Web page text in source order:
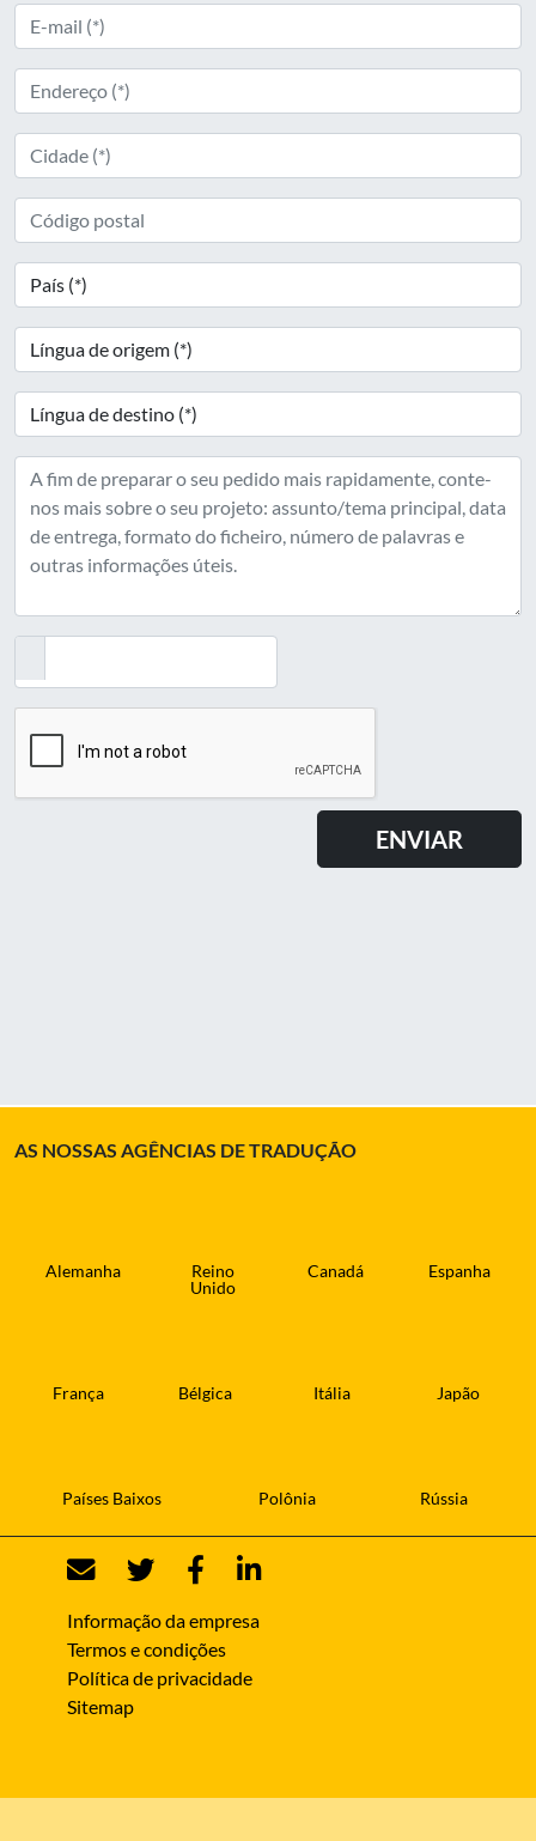
AS NOSSAS AGÊNCIAS DE TRADUÇÃO
Alemanha
Reino
Unido
Canadá Espanha
França Bélgica Itália Japão
Países Baixos Polônia Rússia
Informação da empresa
Termos e condições
Política de privacidade
Sitemap